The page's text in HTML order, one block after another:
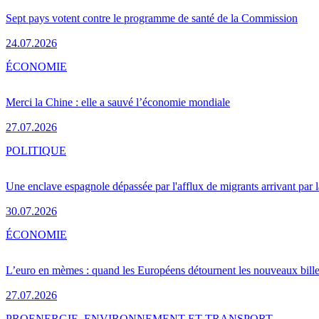
Sept pays votent contre le programme de santé de la Commission
24.07.2026
Merci la Chine : elle a sauvé l’économie mondiale
27.07.2026
ÉCONOMIE
Une enclave espagnole dépassée par l'afflux de migrants arrivant par
30.07.2026
POLITIQUE
L’euro en mèmes : quand les Européens détournent les nouveaux
27.07.2026
ÉCONOMIE